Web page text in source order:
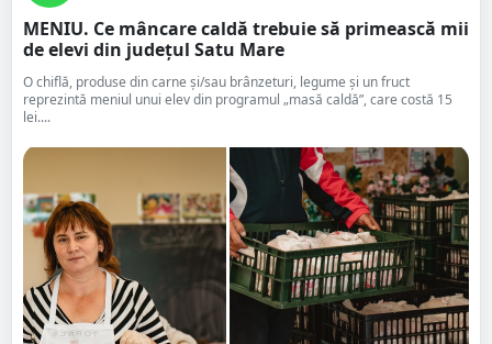
MENIU. Ce mâncare caldă trebuie să primească mii
de elevi din județul Satu Mare
O chiflă, produse din carne și/sau brânzeturi, legume și un fruct
reprezintă meniul unui elev din programul „masă caldă”, care costă 15
lei....